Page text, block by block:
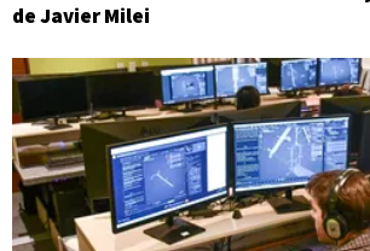
de Javier Milei